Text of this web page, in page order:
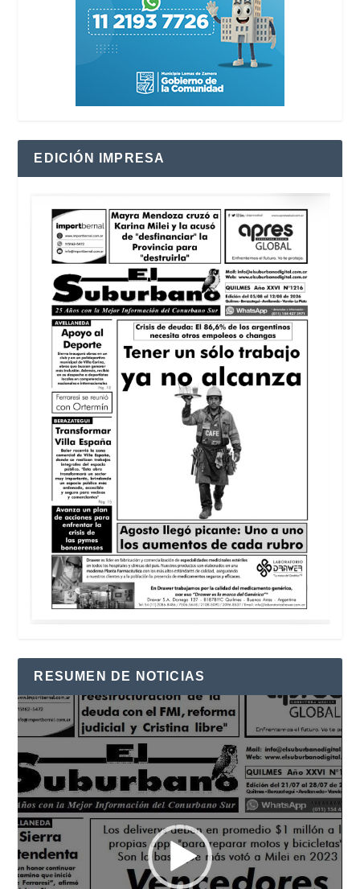
EDICIÓN IMPRESA
RESUMEN DE NOTICIAS
Reproductor
de
vídeo